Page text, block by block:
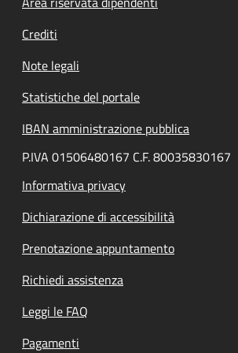
Crediti
Note legali
Statistiche del portale
IBAN amministrazione pubblica
P.IVA 01506480167 C.F. 80035830167
Informativa privacy
Dichiarazione di accessibilità
Prenotazione appuntamento
Richiedi assistenza
Leggi le FAQ
Pagamenti